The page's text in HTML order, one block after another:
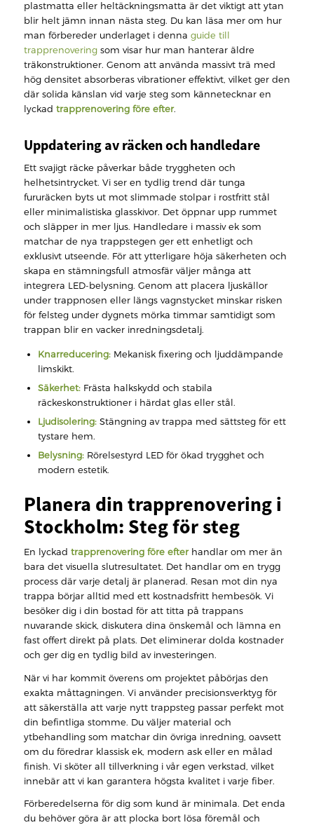
plastmatta eller heltäckningsmatta är det viktigt att ytan
blir helt jämn innan nästa steg. Du kan läsa mer om hur
man förbereder underlaget i denna guide till
trapprenoveringsom visar hur man hanterar äldre
träkonstruktioner. Genom att använda massivt trä med
hög densitet absorberas vibrationer effektivt, vilket ger den
där solida känslan vid varje steg som kännetecknar en
lyckad trapprenovering före efter.
Uppdatering av räcken och handledare
Ett svajigt räcke påverkar både tryggheten och
helhetsintrycket. Vi ser en tydlig trend där tunga
fururäcken byts ut mot slimmade stolpar i rostfritt stål
eller minimalistiska glasskivor. Det öppnar upp rummet
och släpper in mer ljus. Handledare i massiv ek som
matchar de nya trappstegen ger ett enhetligt och
exklusivt utseende. För att ytterligare höja säkerheten och
skapa en stämningsfull atmosfär väljer många att
integrera LED-belysning. Genom att placera ljuskällor
under trappnosen eller längs vagnstycket minskar risken
för felsteg under dygnets mörka timmar samtidigt som
trappan blir en vacker inredningsdetalj.
Knarreducering:Mekanisk fixering och ljuddämpande
limskikt.
Säkerhet:Frästa halkskydd och stabila
räckeskonstruktioner i härdat glas eller stål.
Ljudisolering:Stängning av trappa med sättsteg för ett
tystare hem.
Belysning:Rörelsestyrd LED för ökad trygghet och
modern estetik.
Planera din trapprenovering i
Stockholm: Steg för steg
En lyckad trapprenovering före efterhandlar om mer än
bara det visuella slutresultatet. Det handlar om en trygg
process där varje detalj är planerad. Resan mot din nya
trappa börjar alltid med ett kostnadsfritt hembesök. Vi
besöker dig i din bostad för att titta på trappans
nuvarande skick, diskutera dina önskemål och lämna en
fast offert direkt på plats. Det eliminerar dolda kostnader
och ger dig en tydlig bild av investeringen.
När vi har kommit överens om projektet påbörjas den
exakta måttagningen. Vi använder precisionsverktyg för
att säkerställa att varje nytt trappsteg passar perfekt mot
din befintliga stomme. Du väljer material och
ytbehandling som matchar din övriga inredning, oavsett
om du föredrar klassisk ek, modern ask eller en målad
finish. Vi sköter all tillverkning i vår egen verkstad, vilket
innebär att vi kan garantera högsta kvalitet i varje fiber.
Förberedelserna för dig som kund är minimala. Det enda
du behöver göra är att plocka bort lösa föremål och